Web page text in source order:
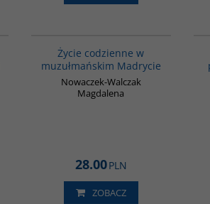
Życie codzienne w
muzułmańskim Madrycie
Nowaczek-Walczak
Magdalena
28.00PLN
ZOBACZ